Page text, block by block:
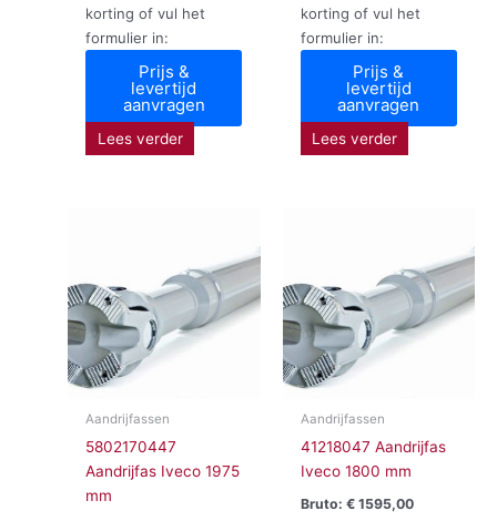
korting of vul het
formulier in:
Prijs &
levertijd
aanvragen
Lees verder
korting of vul het
formulier in:
Prijs &
levertijd
aanvragen
Lees verder
Aandrijfassen
5802170447
Aandrijfas Iveco 1975
mm
Aandrijfassen
41218047 Aandrijfas
Iveco 1800 mm
Bruto: €1595,00